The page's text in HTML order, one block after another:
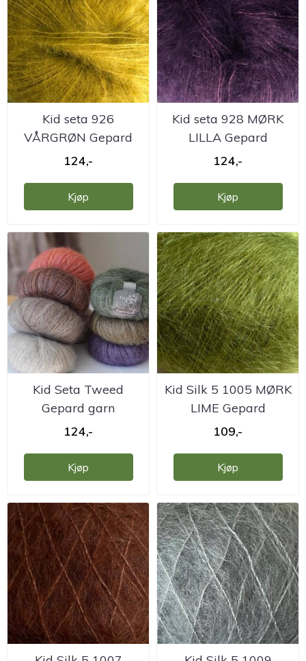
Kid seta 926
VÅRGRØN Gepard
124,-
Kjøp
Kid seta 928 MØRK
LILLA Gepard
124,-
Kjøp
Kid Seta Tweed
Gepard garn
124,-
Kjøp
Kid Silk 5 1005 MØRK
LIME Gepard
109,-
Kjøp